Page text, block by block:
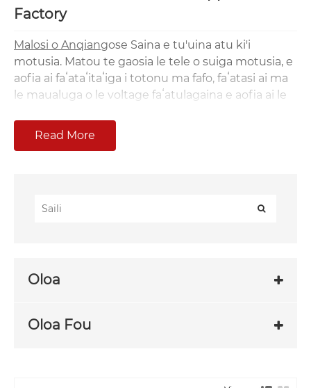
Factory
Malosi o Anqiangose Saina e tu'uina atu ki'i
motusia. Matou te gaosia le tele o suiga motusia, e
aofia ai faʻataʻitaʻiga i totonu ma fafo, faʻatasi ai ma
le maualuga o le voltage faʻatulagaina e aofia ai le
masini saogalemu taua i le fanua inisinia eletise. O
Read More
Oloa
Oloa Fou